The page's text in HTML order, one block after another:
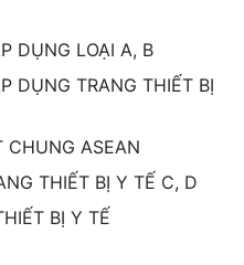
DỤNG LOẠI A, B
DỤNG TRANG THIẾT BỊ
CHUNG ASEAN
THIẾT BỊ Y TẾ C, D
BỊ Y TẾ